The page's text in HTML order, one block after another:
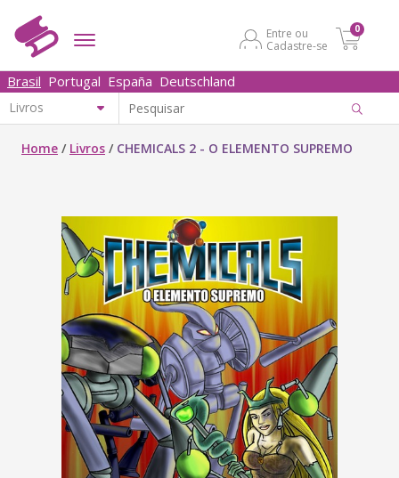
Entre ou
Cadastre-se
0
Brasil Portugal España Deutschland
Home / Livros / CHEMICALS 2 - O ELEMENTO SUPREMO